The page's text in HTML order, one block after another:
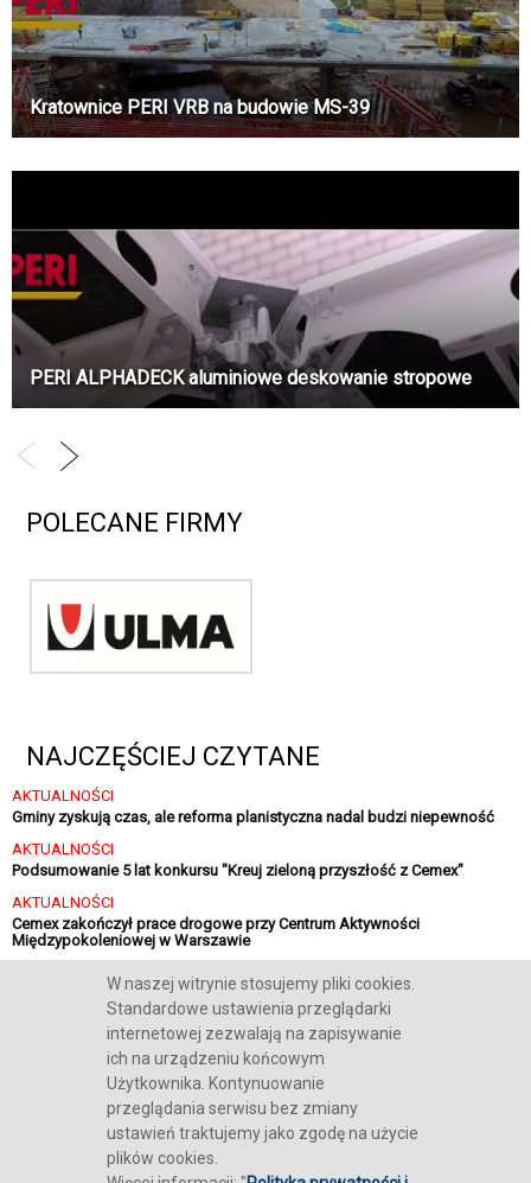
W naszej witrynie stosujemy pliki cookies.
Standardowe ustawienia przeglądarki
internetowej zezwalają na zapisywanie
ich na urządzeniu końcowym
Użytkownika. Kontynuowanie
przeglądania serwisu bez zmiany
ustawień traktujemy jako zgodę na użycie
plików cookies.
Kratownice PERI VRB na budowie MS-39
PERI ALPHADECK aluminiowe deskowanie stropowe
POLECANE FIRMY
NAJCZĘŚCIEJ CZYTANE
AKTUALNOŚCI
Gminy zyskują czas, ale reforma planistyczna nadal budzi niepewność
AKTUALNOŚCI
Podsumowanie 5 lat konkursu "Kreuj zieloną przyszłość z Cemex"
AKTUALNOŚCI
Cemex zakończył prace drogowe przy Centrum Aktywności
Międzypokoleniowej w Warszawie
AKTUALNOŚCI
Sika finalizuje strategiczną inwestycję w Polsce
REKLAMA KONTAKT POLITYKA COOKIES